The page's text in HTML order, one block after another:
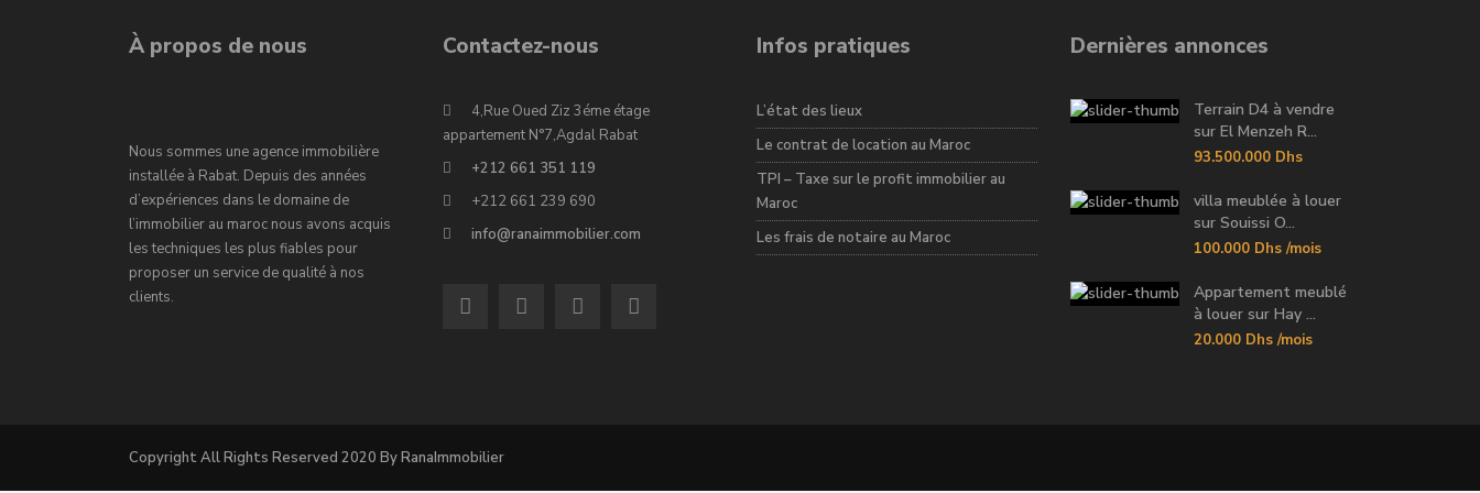
À propos de nous
Nous sommes une agence immobilière
installée à Rabat. Depuis des années
d’expériences dans le domaine de
l’immobilier au maroc nous avons acquis
les techniques les plus fiables pour
proposer un service de qualité à nos
clients.
Contactez-nous
4,Rue Oued Ziz 3éme étage
appartement N°7,Agdal Rabat
+212 661 351 119
+212 661 239 690
info@ranaimmobilier.com
Infos pratiques
L’état des lieux
Le contrat de location au Maroc
TPI – Taxe sur le profit immobilier au
Maroc
Les frais de notaire au Maroc
Dernières annonces
Terrain D4 à vendre
sur El Menzeh R...
93.500.000 Dhs
villa meublée à louer
sur Souissi O...
100.000 Dhs /mois
Appartement meublé
à louer sur Hay ...
20.000 Dhs /mois
Copyright All Rights Reserved 2020 By RanaImmobilier